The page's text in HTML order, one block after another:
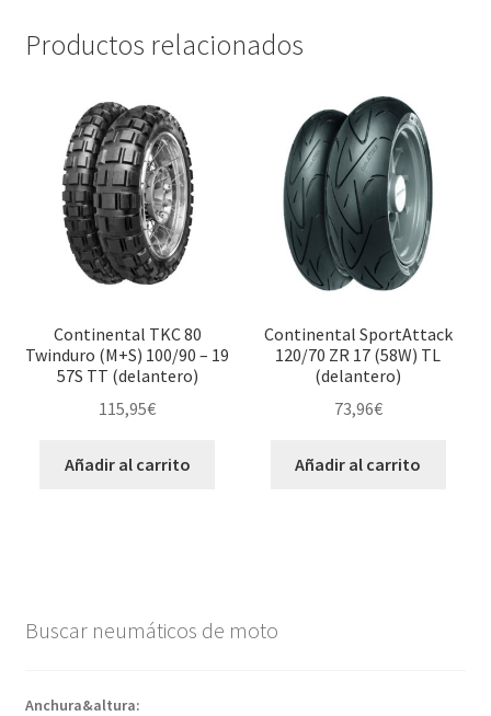
Productos relacionados
Continental TKC 80
Twinduro (M+S) 100/90 – 19
57S TT (delantero)
115,95€
Añadir al carrito
Continental SportAttack
120/70 ZR 17 (58W) TL
(delantero)
73,96€
Añadir al carrito
Buscar neumáticos de moto
Anchura&altura: